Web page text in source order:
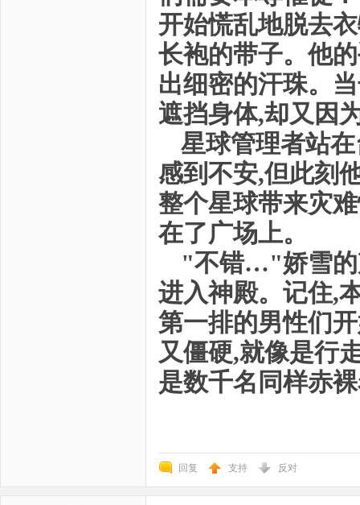
开始慌乱地脱去
长袍的带子。他
出细密的汗珠。
遮挡身体,却又因
星球管理者站
感到不安,但此刻
整个星球带来灾
在了广场上。
"不错…"娇雪的
进入神殿。记住,
第一排的男性们
又僵硬,就像是行
是数千名同样赤
回复 支持 反对